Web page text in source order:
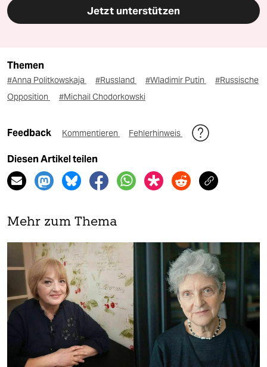
Jetzt unterstützen
Themen
#Anna Politkowskaja #Russland #Wladimir Putin
#Russische
Opposition
#Michail Chodorkowski
Feedback Kommentieren Fehlerhinweis
Diesen Artikel teilen
Mehr zum Thema